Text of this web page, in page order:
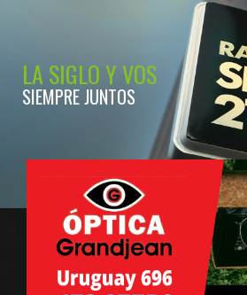
LA SIGLO Y VOS
SIEMPRE JUNTOS